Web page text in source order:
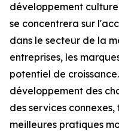
développement
se concentrera sur
dans le secteur de la
entreprises, les
potentiel de
développement des
des services
meilleures pratiques